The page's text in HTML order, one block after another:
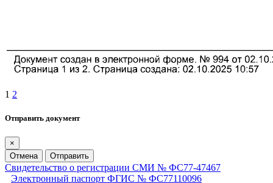
1 2
Отправить документ
×
Отмена
Отправить
Свидетельство о регистрации СМИ № ФС77-47467
Электронный паспорт ФГИС № ФС77110096